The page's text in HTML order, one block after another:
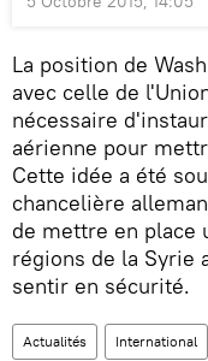
La position de
avec celle de
nécessaire
aérienne pour
Cette idée a été
chancelière
de mettre en place
régions de la Syrie
sentir en sécurité.
Actualités International